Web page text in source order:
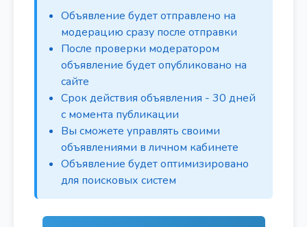
Объявление будет отправлено на
модерацию сразу после отправки
После проверки модератором
объявление будет опубликовано на
сайте
Срок действия объявления - 30 дней
с момента публикации
Вы сможете управлять своими
объявлениями в личном кабинете
Объявление будет оптимизировано
для поисковых систем